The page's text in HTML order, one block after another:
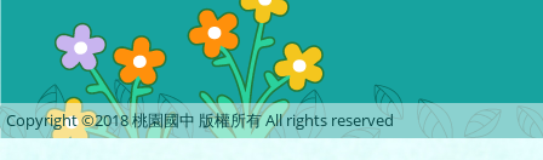
Copyright ©2018 桃園國中 版權所有 All rights reserved